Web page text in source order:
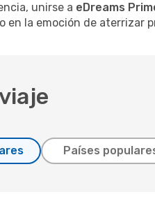
unirse a eDreams
en la emoción de aterrizar
Países